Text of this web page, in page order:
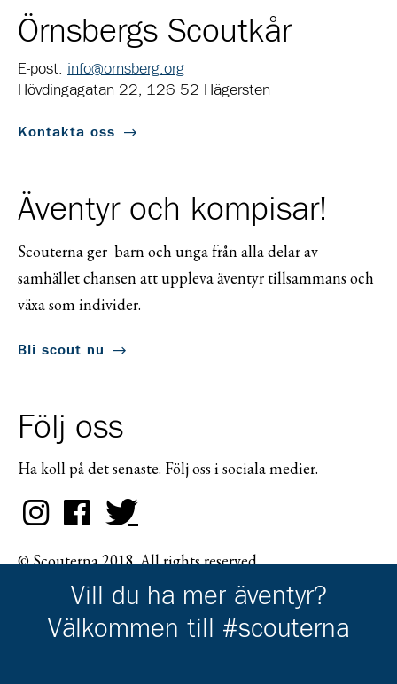
Örnsbergs Scoutkår
E-post: info@ornsberg.org
Hövdingagatan 22, 126 52 Hägersten
Kontakta oss
Äventyr och kompisar!
Scouterna ger barn och unga från alla delar av
samhället chansen att uppleva äventyr tillsammans och
växa som individer.
Bli scout nu
Följ oss
Ha koll på det senaste. Följ oss i sociala medier.
© Scouterna 2018. All rights reserved.
Vill du ha mer äventyr?
Välkommen till #scouterna